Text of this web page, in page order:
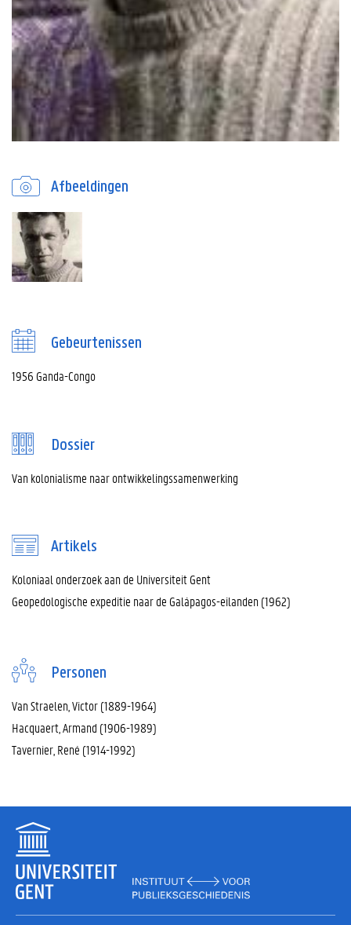
Afbeeldingen
Gebeurtenissen
1956 Ganda-Congo
Dossier
Van kolonialisme naar ontwikkelingssamenwerking
Artikels
Koloniaal onderzoek aan de Universiteit Gent
Geopedologische expeditie naar de Galápagos-eilanden (1962)
Personen
Van Straelen, Victor (1889-1964)
Hacquaert, Armand (1906-1989)
Tavernier, René (1914-1992)